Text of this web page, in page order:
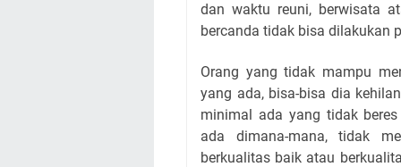
dan waktu reuni, berwisata
bercanda tidak bisa dilakukan
Orang yang tidak mampu
yang ada, bisa-bisa dia
minimal ada yang tidak
ada dimana-mana, tidak
berkualitas baik atau